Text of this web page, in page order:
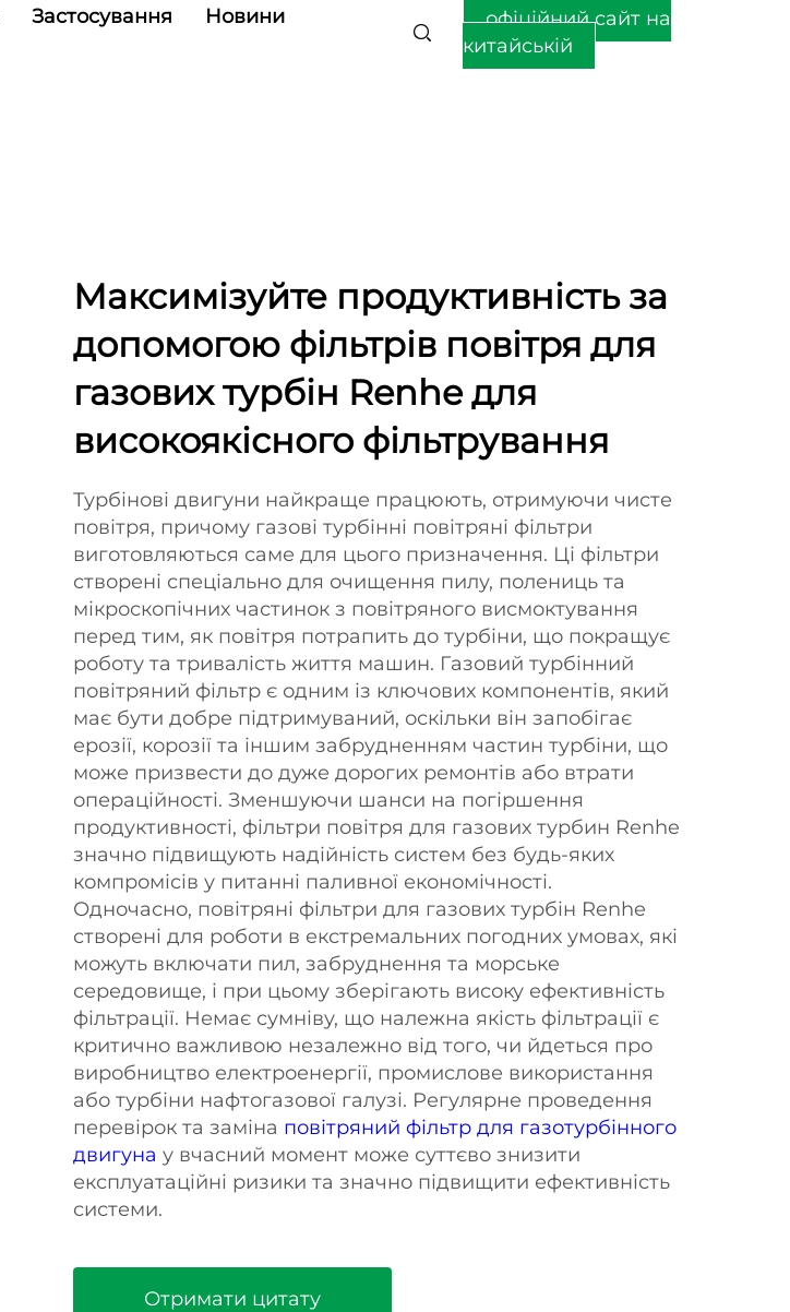
Застосування
Новини
офіційний сайт на
китайській
Максимізуйте продуктивність за
допомогою фільтрів повітря для
газових турбін Renhe для
високоякісного фільтрування
Турбінові двигуни найкраще працюють, отримуючи чисте
повітря, причому газові турбінні повітряні фільтри
виготовляються саме для цього призначення. Ці фільтри
створені спеціально для очищення пилу, полениць та
мікроскопічних частинок з повітряного висмоктування
перед тим, як повітря потрапить до турбіни, що покращує
роботу та тривалість життя машин. Газовий турбінний
повітряний фільтр є одним із ключових компонентів, який
має бути добре підтримуваний, оскільки він запобігає
ерозії, корозії та іншим забрудненням частин турбіни, що
може призвести до дуже дорогих ремонтів або втрати
операційності. Зменшуючи шанси на погіршення
продуктивності, фільтри повітря для газових турбин Renhe
значно підвищують надійність систем без будь-яких
компромісів у питанні паливної економічності.
Одночасно, повітряні фільтри для газових турбін Renhe
створені для роботи в екстремальних погодних умовах, які
можуть включати пил, забруднення та морське
середовище, і при цьому зберігають високу ефективність
фільтрації. Немає сумніву, що належна якість фільтрації є
критично важливою незалежно від того, чи йдеться про
виробництво електроенергії, промислове використання
або турбіни нафтогазової галузі. Регулярне проведення
перевірок та заміна повітряний фільтр для газотурбінного
двигуна у вчасний момент може суттєво знизити
експлуатаційні ризики та значно підвищити ефективність
системи.
Отримати цитату